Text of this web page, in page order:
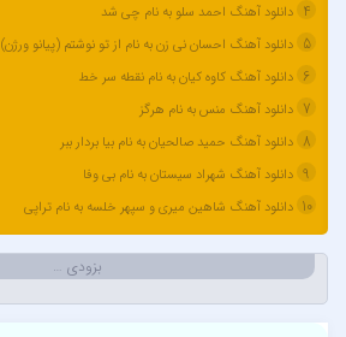
آرپژ
آرتا
آرتا اسدی
آرتا و سارن
آرتام
آرتبن بهادری
آرتين شاهوران
آرتی
4 دانلود آهنگ احمد سلو به نام چی شد
5 دانلود آهنگ احسان نی زن به نام از تو نوشتم (پیانو ورژن)
6 دانلود آهنگ کاوه کیان به نام نقطه سر خط
7 دانلود آهنگ منس به نام هرگز
8 دانلود آهنگ حمید صالحیان به نام بیا بردار ببر
9 دانلود آهنگ شهراد سیستان به نام بی وفا
10 دانلود آهنگ شاهین میری و سپهر خلسه به نام تراپی
بزودی …